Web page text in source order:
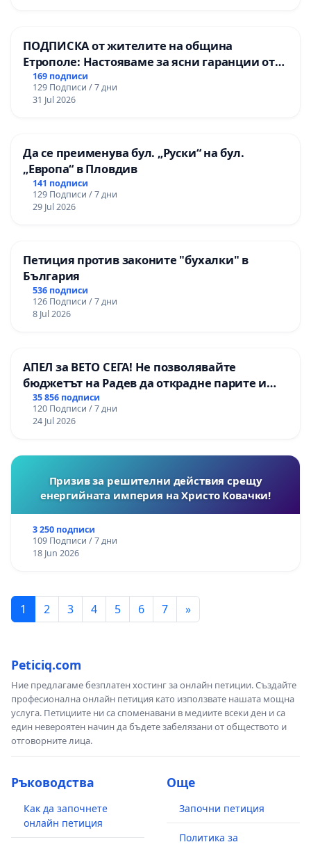
ПОДПИСКА от жителите на община
Етрополе: Настояваме за ясни гаранции от
“Елаците-МЕД” АД и от държавата, че ще се
изпълнят всички екологични норми!
169 подписи
129 Подписи / 7 дни
31 Jul 2026
Да се преименува бул. „Руски“ на бул.
„Европа“ в Пловдив
141 подписи
129 Подписи / 7 дни
29 Jul 2026
Петиция против законите "бухалки" в
България
536 подписи
126 Подписи / 7 дни
8 Jul 2026
АПЕЛ за ВЕТО СЕГА! Не позволявайте
бюджетът на Радев да открадне парите и
правата ни в тъмното
35 856 подписи
120 Подписи / 7 дни
24 Jul 2026
Призив за решителни действия срещу
енергийната империя на Христо Ковачки!
3 250 подписи
109 Подписи / 7 дни
18 Jun 2026
1 2 3 4 5 6 7 »
Peticiq.com
Ние предлагаме безплатен хостинг за онлайн петиции. Създайте
професионална онлайн петиция като използвате нашата мощна
услуга. Петициите ни са споменавани в медиите всеки ден и са
един невероятен начин да бъдете забелязани от обществото и
отговорните лица.
Ръководства
Как да започнете
онлайн петиция
Още
Започни петиция
Политика за